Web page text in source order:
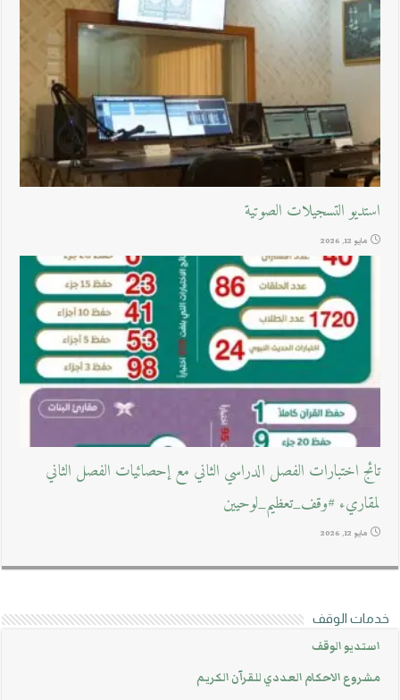
استديو التسجيلات الصوتية
مايو 12, 2026
تائج اختبارات الفصل الدراسي الثاني مع إحصائيات الفصل الثاني
لمقاريء #وقف_تعظيم_لوحيين
مايو 12, 2026
خدمات الوقف
استديو الوقف
مشروع الاحكام العددي للقرآن الكريم